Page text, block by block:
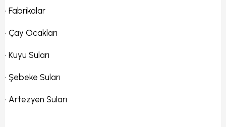
• Fabrikalar
• Çay Ocakları
• Kuyu Suları
• Şebeke Suları
• Artezyen Suları